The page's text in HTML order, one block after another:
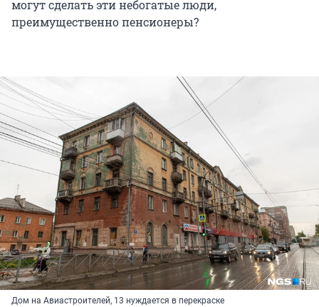
могут сделать эти небогатые люди,
преимущественно пенсионеры?
Дом на Авиастроителей, 13 нуждается в перекраске